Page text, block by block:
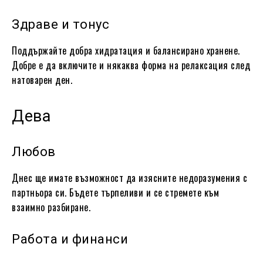
Здраве и тонус
Поддържайте добра хидратация и балансирано хранене.
Добре е да включите и някаква форма на релаксация след
натоварен ден.
Дева
Любов
Днес ще имате възможност да изясните недоразумения с
партньора си. Бъдете търпеливи и се стремете към
взаимно разбиране.
Работа и финанси